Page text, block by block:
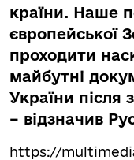
країни. Наше
європейської
проходити
майбутні
України після
– відзначив
https://